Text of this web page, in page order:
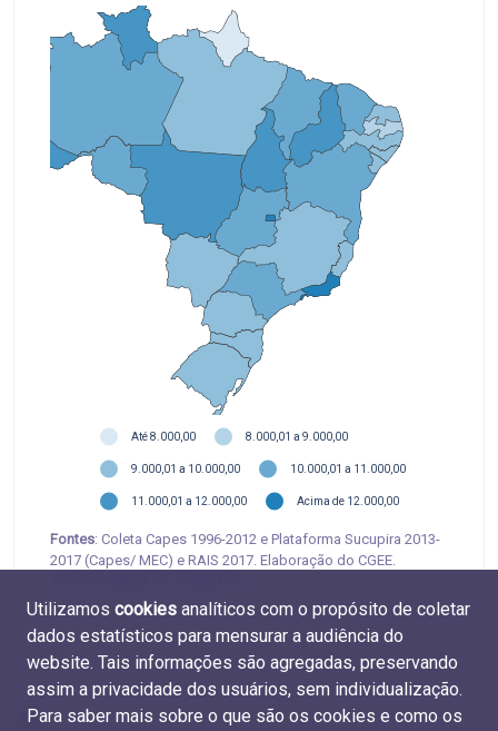
Até 8.000,00 8.000,01 a 9.000,00
9.000,01 a 10.000,00 10.000,01 a 11.000,00
11.000,01 a 12.000,00 Acima de 12.000,00
Fontes: Coleta Capes 1996-2012 e Plataforma Sucupira 2013-
2017 (Capes/ MEC) e RAIS 2017. Elaboração do CGEE.
Utilizamos cookies analíticos com o propósito de coletar
dados estatísticos para mensurar a audiência do
website. Tais informações são agregadas, preservando
assim a privacidade dos usuários, sem individualização.
Para saber mais sobre o que são os cookies e como os